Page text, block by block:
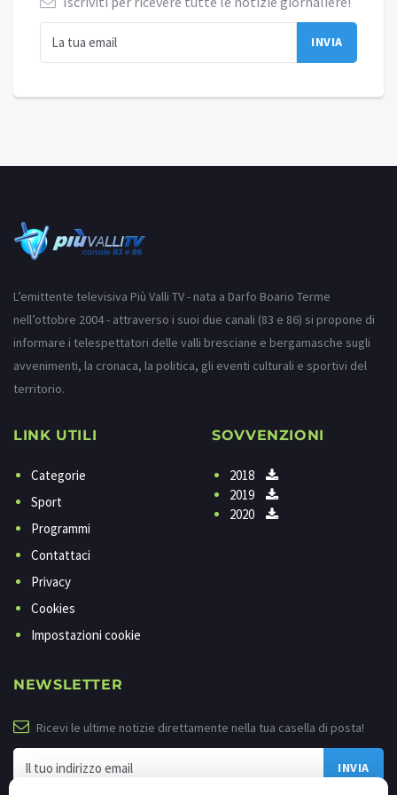
L’emittente televisiva Più Valli TV - nata a Darfo Boario Terme
nell’ottobre 2004 - attraverso i suoi due canali (83 e 86) si propone di
informare i telespettatori delle valli bresciane e bergamasche sugli
avvenimenti, la cronaca, la politica, gli eventi culturali e sportivi del
territorio.
LINK UTILI
Categorie
Sport
Programmi
Contattaci
Privacy
Cookies
Impostazioni cookie
SOVVENZIONI
2018
2019
2020
NEWSLETTER
Ricevi le ultime notizie direttamente nella tua casella di posta!